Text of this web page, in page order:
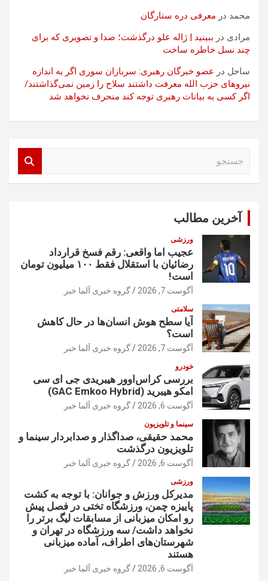
محمد در معرفی دره ستارگان
مرادی در ببینید | ژاله علو درگذشت؛ صدا و تصویری که برای
چند نسل خاطره ساخت
ساحل در عضو خبرگان رهبری: سربازان سوری اگر به اندازه
نیروهای حزب الله معرفت داشتند سلاح را زمین نمی‌گذاشتند/
اگر کسی به بیانات رهبری توجه کند منحرف نخواهد شد
آخرین مطالب
ورزشی
عجیب اما واقعی: رقم فسخ قرارداد
رضائیان با استقلال فقط ۱۰۰ میلیون تومان
است!
آگوست 7, 2026 گروه خبری آلما خبر
سلامتی
آیا سطح هوش انسان‌ها در حال کاهش
است؟
آگوست 7, 2026 گروه خبری آلما خبر
خودرو
بررسی کراس‌اوور هیبریدی جی ای سی
امکو هیبرید (GAC Emkoo Hybrid)
آگوست 6, 2026 گروه خبری آلما خبر
سینما و تلویزیون
محمد حقیقی، صداگذار و صدابردار سینما و
تلویزیون درگذشت
آگوست 6, 2026 گروه خبری آلما خبر
ورزشی
مدیرکل ورزش و جوانان: با توجه به کشت
پاییزه چمن، ورزشگاه تختی در فصل پیش
رو امکان میزبانی از مسابقات لیگ برتر را
نخواهد داشت/ سه ورزشگاه در تهران و
شهرستان‌های اطراف، آماده میزبانی
هستند
آگوست 6, 2026 گروه خبری آلما خبر